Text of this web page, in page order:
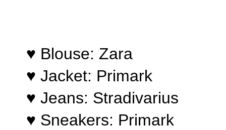
♥ Blouse: Zara
♥ Jacket: Primark
♥ Jeans: Stradivarius
♥ Sneakers: Primark